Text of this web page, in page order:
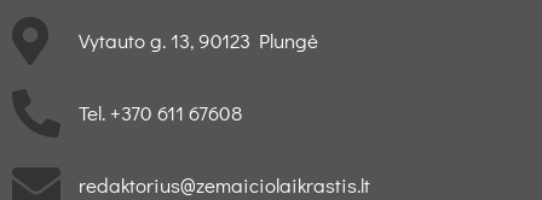
Vytauto g. 13, 90123 Plungė
Tel. +370 611 67608
redaktorius@zemaiciolaikrastis.lt